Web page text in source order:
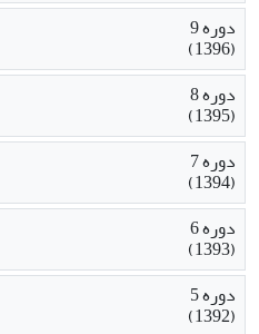
دوره 9
(1396)
دوره 8
(1395)
دوره 7
(1394)
دوره 6
(1393)
دوره 5
(1392)